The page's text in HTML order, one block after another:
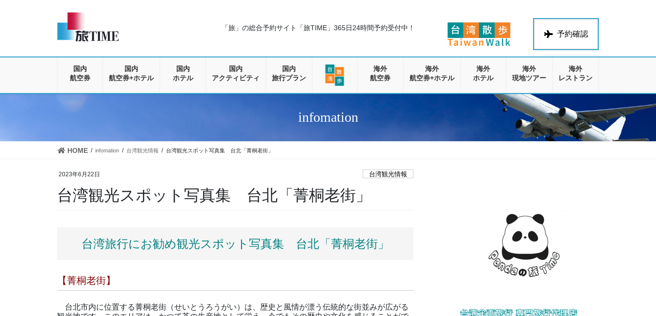
に
ョ
動
予約確認
「旅」の総合予約サイト「旅TIME」 365日24時間予約受付中！
国内
航空券
国内
航空券+ホテル
国内
ホテル
国内
アクティビティ
国内
旅行プラン
海外
航空券
海外
航空券+ホテル
海外
ホテル
海外
現地ツアー
海外
レストラン
infomation
HOME infomation 台湾観光情報 台湾観光スポット写真集 台北「菁桐老街」
2023年6月22日 台湾観光情報
台湾観光スポット写真集 台北「菁桐老街」
台湾旅行にお勧め観光スポット写真集 台北「菁桐老街」
【菁桐老街】
台北市内に位置する菁桐老街（せいとうろうがい）は、歴史と風情が漂う伝統的な街並みが広がる